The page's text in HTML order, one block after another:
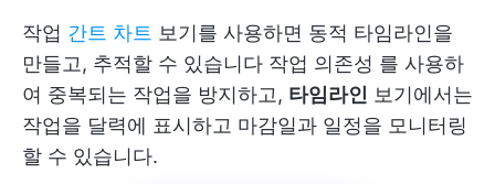
작업 간트 차트 보기를 사용하면 동적 타임라인을
만들고, 추적할 수 있습니다 작업 의존성 를 사용하
여 중복되는 작업을 방지하고, 타임라인 보기에서는
작업을 달력에 표시하고 마감일과 일정을 모니터링
할 수 있습니다.